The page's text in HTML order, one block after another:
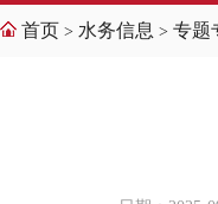
首页 > 水务信息 > 专题